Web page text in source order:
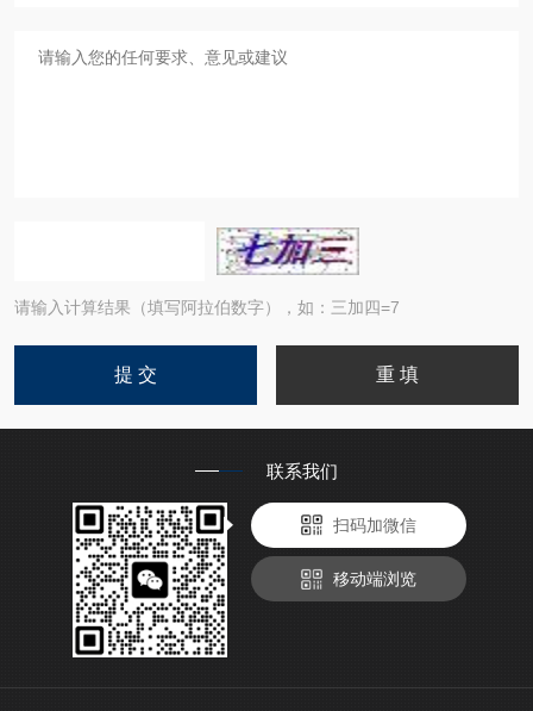
请输入计算结果（填写阿拉伯数字），如：三加四=7
联系我们
扫码加微信
移动端浏览